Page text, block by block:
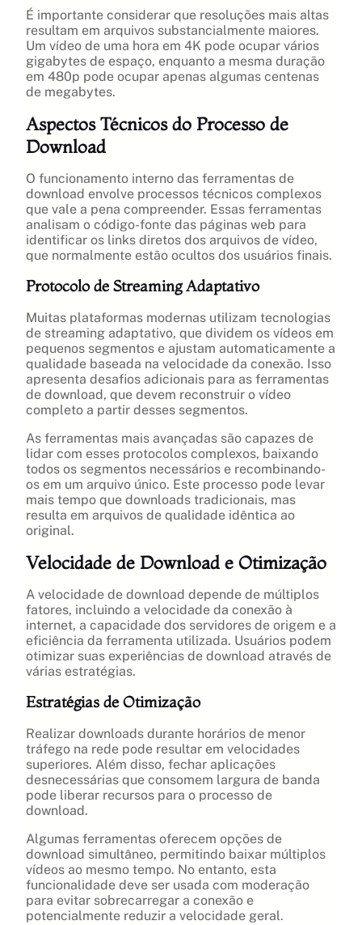
É importante considerar que resoluções mais altas
resultam em arquivos substancialmente maiores.
Um vídeo de uma hora em 4K pode ocupar vários
gigabytes de espaço, enquanto a mesma duração
em 480p pode ocupar apenas algumas centenas
de megabytes.
Aspectos Técnicos do Processo de
Download
O funcionamento interno das ferramentas de
download envolve processos técnicos complexos
que vale a pena compreender. Essas ferramentas
analisam o código-fonte das páginas web para
identificar os links diretos dos arquivos de vídeo,
que normalmente estão ocultos dos usuários finais.
Protocolo de Streaming Adaptativo
Muitas plataformas modernas utilizam tecnologias
de streaming adaptativo, que dividem os vídeos em
pequenos segmentos e ajustam automaticamente a
qualidade baseada na velocidade da conexão. Isso
apresenta desafios adicionais para as ferramentas
de download, que devem reconstruir o vídeo
completo a partir desses segmentos.
As ferramentas mais avançadas são capazes de
lidar com esses protocolos complexos, baixando
todos os segmentos necessários e recombinando-
os em um arquivo único. Este processo pode levar
mais tempo que downloads tradicionais, mas
resulta em arquivos de qualidade idêntica ao
original.
Velocidade de Download e Otimização
A velocidade de download depende de múltiplos
fatores, incluindo a velocidade da conexão à
internet, a capacidade dos servidores de origem e a
eficiência da ferramenta utilizada. Usuários podem
otimizar suas experiências de download através de
várias estratégias.
Estratégias de Otimização
Realizar downloads durante horários de menor
tráfego na rede pode resultar em velocidades
superiores. Além disso, fechar aplicações
desnecessárias que consomem largura de banda
pode liberar recursos para o processo de
download.
Algumas ferramentas oferecem opções de
download simultâneo, permitindo baixar múltiplos
vídeos ao mesmo tempo. No entanto, esta
funcionalidade deve ser usada com moderação
para evitar sobrecarregar a conexão e
potencialmente reduzir a velocidade geral.